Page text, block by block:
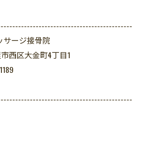
サージ接骨院
西区大金町4丁目1